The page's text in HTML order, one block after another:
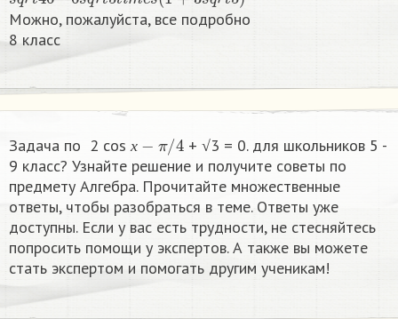
Можно, пожалуйста, все подробно
8 класс​
Задача по 2 cosх
+ √3 = 0. для школьников 5 -
9 класс? Узнайте решение и получите советы по
предмету Алгебра. Прочитайте множественные
ответы, чтобы разобраться в теме. Ответы уже
доступны. Если у вас есть трудности, не стесняйтесь
попросить помощи у экспертов. А также вы можете
стать экспертом и помогать другим ученикам!